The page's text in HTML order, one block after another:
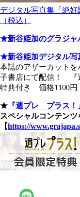
デジタル写真集『絶
（税込）
★新谷姫加のグラジャ
★新谷姫加デジタル写
本誌のアザーカット
子書店にて配信！ 『
特典付き 価格1100円
★ 『週プレ プラス！
スペシャルコンテンツ
【https://